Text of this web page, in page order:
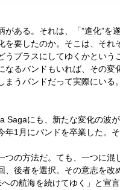
ある。それは、「”進化”
要したのか。そこは、そ
プラスにしてゆくかという
るバンドもいれば、その変
まうバンドだって実際にい
Sagaにも、新たな変化の波
年1月にバンドを卒業した
つの方法だ。ても、一つに
後者を選択。その意志を
の航海を続けてゆく」と宣言